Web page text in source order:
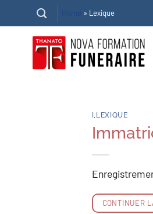
au
contenu
» Lexique
I, LEXIQUE
CONTINUER